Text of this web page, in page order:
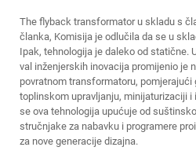
The flyback transformator u skladu s
članka, Komisija je odlučila da se u
Ipak, tehnologija je daleko od statične.
val inženjerskih inovacija promijenio je
povratnom transformatoru,
toplinskom upravljanju, minijaturizaciji i
se ova tehnologija upućuje od
stručnjake za nabavku i programere
za nove generacije dizajna.